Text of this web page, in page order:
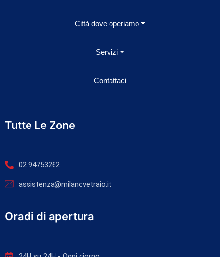
Città dove operiamo
Servizi
Contattaci
Tutte Le Zone
02 94753262
assistenza@milanovetraio.it
Oradi di apertura